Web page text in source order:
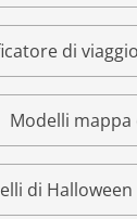
di viaggio
Modelli
di Halloween